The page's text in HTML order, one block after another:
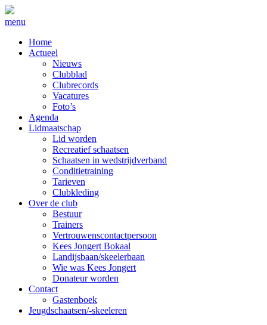
menu
Home
Actueel
Nieuws
Clubblad
Clubrecords
Vacatures
Foto’s
Agenda
Lidmaatschap
Lid worden
Recreatief schaatsen
Schaatsen in wedstrijdverband
Conditietraining
Tarieven
Clubkleding
Over de club
Bestuur
Trainers
Vertrouwenscontactpersoon
Kees Jongert Bokaal
Landijsbaan/skeelerbaan
Wie was Kees Jongert
Donateur worden
Contact
Gastenboek
Jeugdschaatsen/-skeeleren